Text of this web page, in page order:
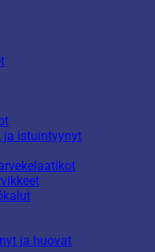
ja istuintyynyt
ja huovat